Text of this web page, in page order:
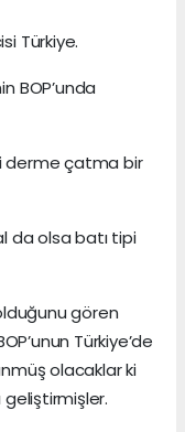
Türkiye.
BOP’unda
derme çatma bir
da olsa batı tipi
gören
Türkiye’de
olacaklar ki
geliştirmişler.